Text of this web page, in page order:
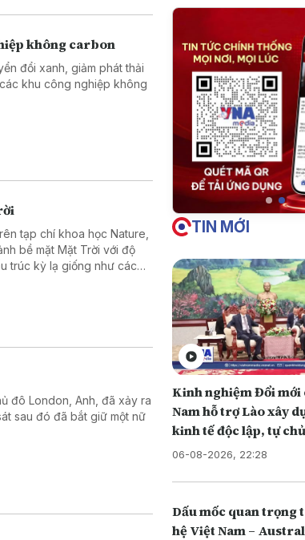
không carbon
đổi xanh, giảm phát thải
khu công nghiệp không
tạp chí khoa học Nature,
bề mặt Mặt Trời với độ
trúc kỳ lạ giống như các
đô London, Anh, đã xảy ra
sau đó đã bắt giữ một nữ
TIN MỚI
Kinh nghiệm Đổi mới
Nam hỗ trợ Lào xây
kinh tế độc lập, tự chủ
06-08-2026, 22:28
Dấu mốc quan trọng
hệ Việt Nam –